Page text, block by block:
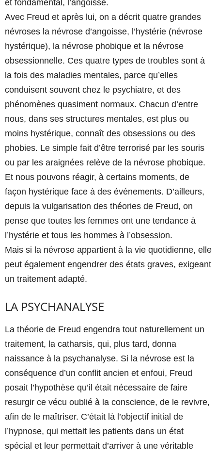
et fondamental, l’angoisse.
Avec Freud et après lui, on a décrit quatre grandes
névroses la névrose d’angoisse, l’hystérie (névrose
hystérique), la névrose phobique et la névrose
obsessionnelle. Ces quatre types de troubles sont à
la fois des maladies mentales, parce qu’elles
conduisent souvent chez le psychiatre, et des
phénomènes quasiment normaux. Chacun d’entre
nous, dans ses structures mentales, est plus ou
moins hystérique, connaît des obsessions ou des
phobies. Le simple fait d’être terrorisé par les souris
ou par les araignées relève de la névrose phobique.
Et nous pouvons réagir, à certains moments, de
façon hystérique face à des événements. D’ailleurs,
depuis la vulgarisation des théories de Freud, on
pense que toutes les femmes ont une tendance à
l’hystérie et tous les hommes à l’obsession.
Mais si la névrose appartient à la vie quotidienne, elle
peut également engendrer des états graves, exigeant
un traitement adapté.
LA PSYCHANALYSE
La théorie de Freud engendra tout naturellement un
traitement, la catharsis, qui, plus tard, donna
naissance à la psychanalyse. Si la névrose est la
conséquence d’un conflit ancien et enfoui, Freud
posait l’hypothèse qu’il était nécessaire de faire
resurgir ce vécu oublié à la conscience, de le revivre,
afin de le maîtriser. C’était là l’objectif initial de
l’hypnose, qui mettait les patients dans un état
spécial et leur permettait d’arriver à une véritable